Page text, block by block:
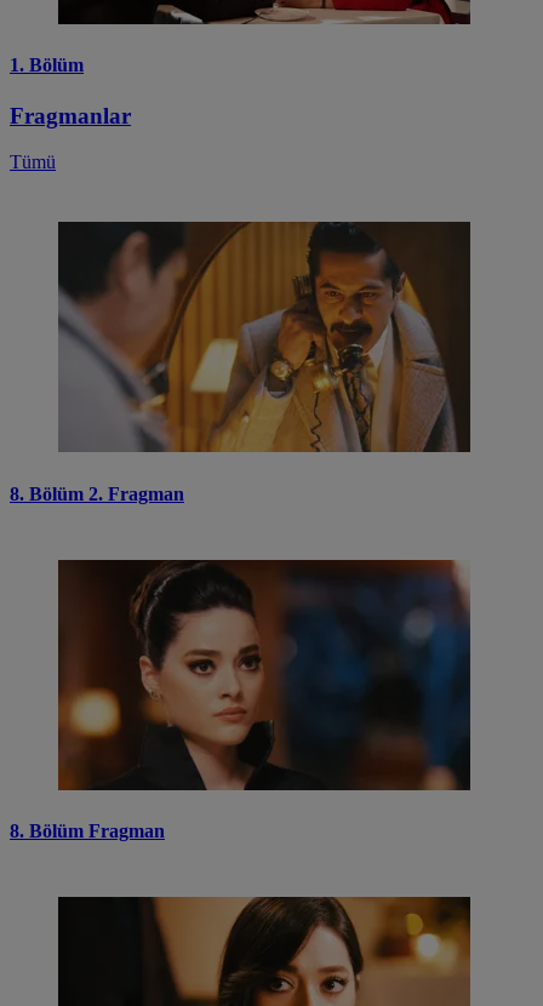
1. Bölüm
Fragmanlar
Tümü
8. Bölüm 2. Fragman
8. Bölüm Fragman